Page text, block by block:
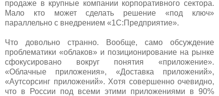
продаже в крупные компании корпоративного сектора.
Мало кто может сделать решение «под ключ»
параллельно с внедрением «1С:Предприятие».
Что довольно странно. Вообще, само обсуждение
проблематики «облаков» и позиционирование на рынке
сфокусировано вокруг понятия «приложение».
«Облачные приложения», «Доставка приложений»,
«Аутсорсинг приложений». Хотя совершенно очевидно,
что в России под всеми этими приложениями в 90%